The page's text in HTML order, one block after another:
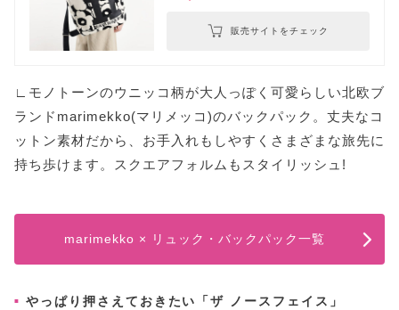
販売サイトをチェック
∟モノトーンのウニッコ柄が大人っぽく可愛らしい北欧ブ
ランドmarimekko(マリメッコ)のバックパック。丈夫なコ
ットン素材だから、お手入れもしやすくさまざまな旅先に
持ち歩けます。スクエアフォルムもスタイリッシュ!
marimekko × リュック・バックパック一覧
やっぱり押さえておきたい「ザ ノースフェイス」